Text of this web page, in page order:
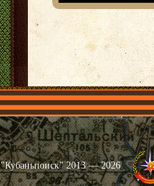
Главная Имена
"Кубаньпоиск" 2013 — 2026